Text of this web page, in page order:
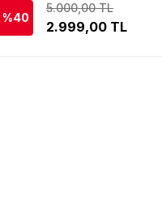
%40
5.000,00 TL
2.999,00 TL